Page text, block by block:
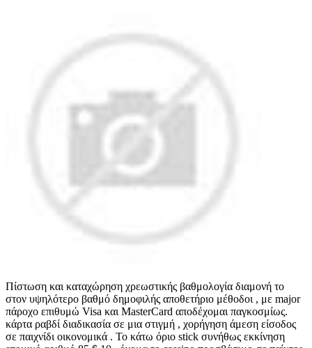
Πίστωση και καταχώρηση χρεωστικής βαθμολογία διαμονή το
στον υψηλότερο βαθμό δημοφιλής αποθετήριο μέθοδοι , με major
πάροχο επιθυμώ Visa και MasterCard αποδέχομαι παγκοσμίως.
κάρτα ραβδί διαδικασία σε μια στιγμή , χορήγηση άμεση είσοδος
σε παιχνίδι οικονομικά . Το κάτω όριο stick συνήθως εκκίνηση